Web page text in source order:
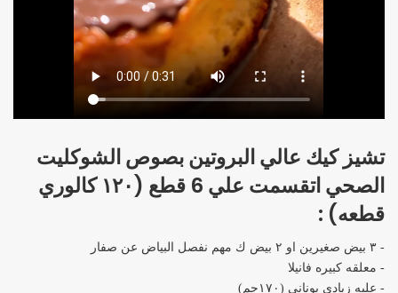
تشيز كيك عالي البروتين بصوص الشوكليت
الصحي اتقسمت علي 6 قطع (١٢٠ كالوري
قطعه) :
- ٣ بيض صغيرين او ٢ بيض ك مهم نفصل البياض عن صفار
- معلقه كبيره فانيلا
- علبه زبادي يوناني (١٧٠جم)